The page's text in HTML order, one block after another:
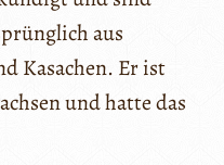
aus
Kasachen. Er ist
und hatte das